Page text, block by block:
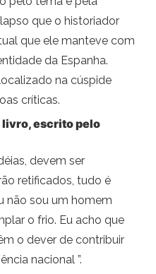
que o historiador
que ele manteve com
da Espanha.
na cúspide
críticas.
livro, escrito pelo
devem ser
retificados, tudo é
não sou um homem
o frio. Eu acho que
o dever de contribuir
nacional ”.